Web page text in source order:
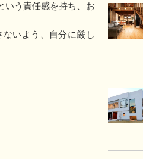
いう責任感を持ち、お
いよう、自分に厳し